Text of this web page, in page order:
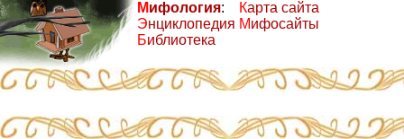
Мифология:
Энциклопедия
Библиотека
Карта сайта
Мифосайты